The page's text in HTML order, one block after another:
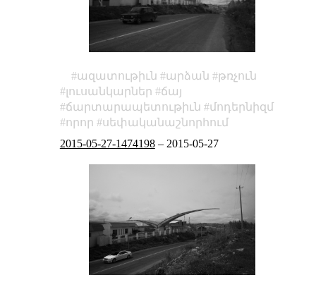
ազատութիւն արձան
թռչուն
լուսանկարներ
ճայ
ճարտարապետութիւն
մոդերնիզմ
որոր
սեփականաշնորհում
2015-05-27-1474198– 2015-05-27